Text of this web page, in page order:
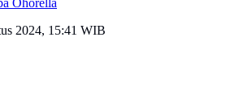
Ohorella
2024, 15:41 WIB